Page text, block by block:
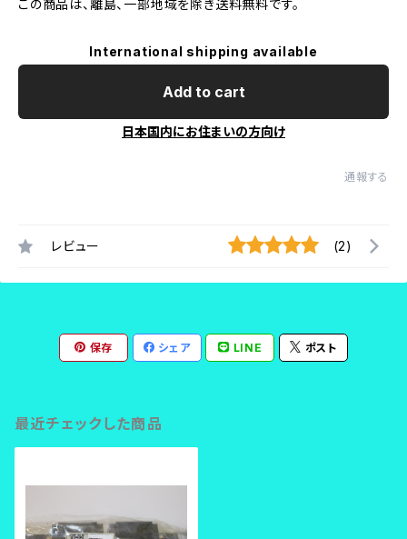
この商品は、離島、一部地域を除き送料無料です。
International shipping available
Add to cart
日本国内にお住まいの方向け
通報する
レビュー (2)
保存 シェア LINE ポスト
最近チェックした商品